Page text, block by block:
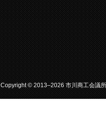
Copyright © 2013–2026 市川商工会議